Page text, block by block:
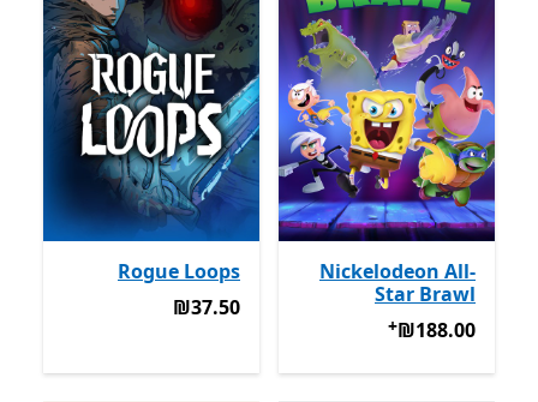
Nickelodeon All-
Star Brawl
‪₪188.00‬מבצעים על רכישת אפליקציות‪₪188.00‬
+
Rogue Loops
‪₪37.50‬
‪₪37.50‬